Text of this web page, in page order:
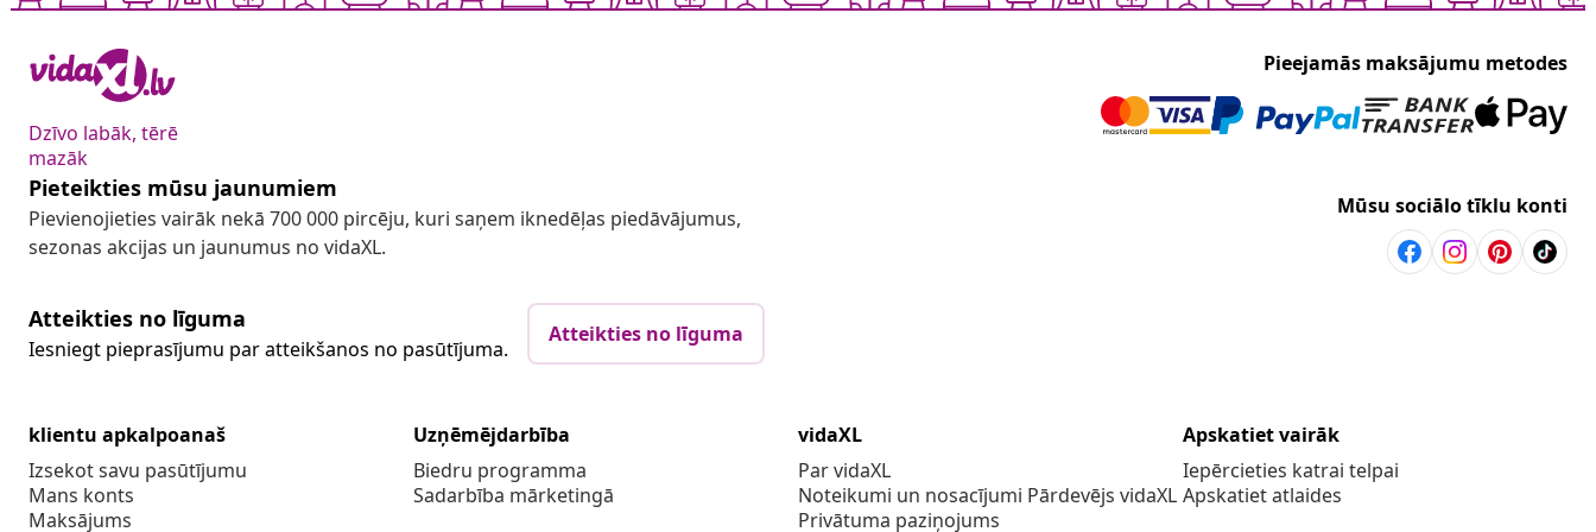
Dzīvo labāk, tērē
mazāk
Pieejamās maksājumu metodes
Pieteikties mūsu jaunumiem
Pievienojieties vairāk nekā 700 000 pircēju, kuri saņem iknedēļas piedāvājumus,
sezonas akcijas un jaunumus no vidaXL.
Mūsu sociālo tīklu konti
Atteikties no līguma
Iesniegt pieprasījumu par atteikšanos no pasūtījuma.
Atteikties no līguma
klientu apkalpoanaš
Izsekot savu pasūtījumu
Mans konts
Maksājums
Uzņēmējdarbība
Biedru programma
Sadarbība mārketingā
vidaXL
Par vidaXL
Noteikumi un nosacījumi Pārdevējs vidaXL
Privātuma paziņojums
Apskatiet vairāk
Iepērcieties katrai telpai
Apskatiet atlaides